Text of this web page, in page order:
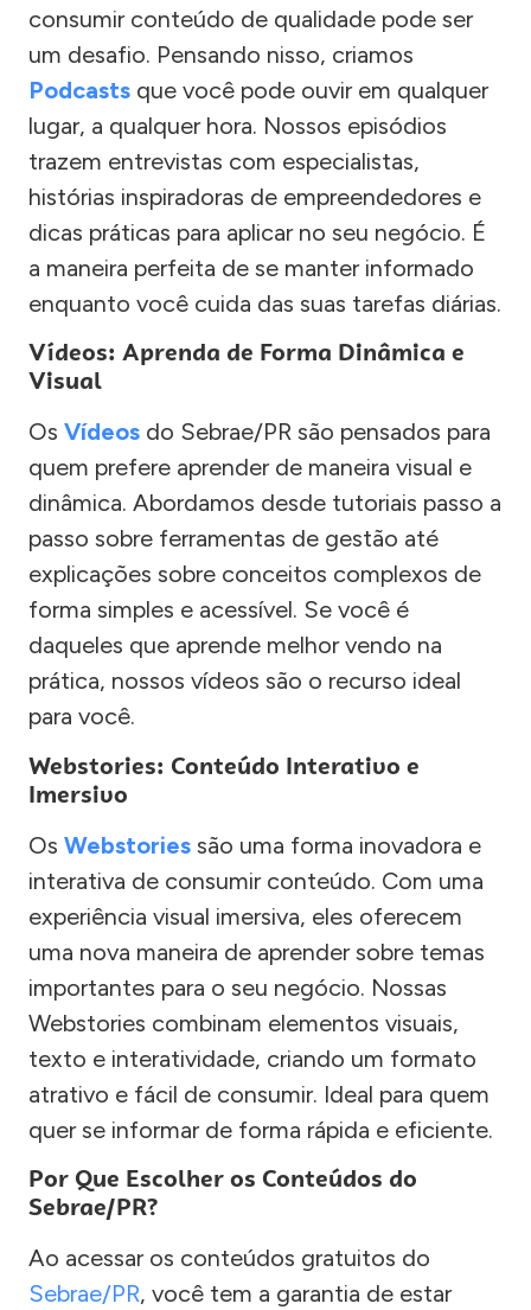
consumir conteúdo de qualidade pode ser
um desafio. Pensando nisso, criamos
Podcasts que você pode ouvir em qualquer
lugar, a qualquer hora. Nossos episódios
trazem entrevistas com especialistas,
histórias inspiradoras de empreendedores e
dicas práticas para aplicar no seu negócio. É
a maneira perfeita de se manter informado
enquanto você cuida das suas tarefas diárias.
Vídeos: Aprenda de Forma Dinâmica e
Visual
Os Vídeos do Sebrae/PR são pensados para
quem prefere aprender de maneira visual e
dinâmica. Abordamos desde tutoriais passo a
passo sobre ferramentas de gestão até
explicações sobre conceitos complexos de
forma simples e acessível. Se você é
daqueles que aprende melhor vendo na
prática, nossos vídeos são o recurso ideal
para você.
Webstories: Conteúdo Interativo e
Imersivo
Os Webstories são uma forma inovadora e
interativa de consumir conteúdo. Com uma
experiência visual imersiva, eles oferecem
uma nova maneira de aprender sobre temas
importantes para o seu negócio. Nossas
Webstories combinam elementos visuais,
texto e interatividade, criando um formato
atrativo e fácil de consumir. Ideal para quem
quer se informar de forma rápida e eficiente.
Por Que Escolher os Conteúdos do
Sebrae/PR?
Ao acessar os conteúdos gratuitos do
Sebrae/PR, você tem a garantia de estar